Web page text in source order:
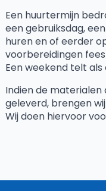
Een huurtermijn
een gebruiksdag,
huren en of eerder
voorbereidingen
Een weekend telt als
Indien de
geleverd, brengen wij
Wij doen hiervoor